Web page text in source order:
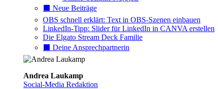
⬛️ Neue Beiträge
OBS schnell erklärt: Text in OBS-Szenen einbauen
LinkedIn-Tipp: Slider für LinkedIn in CANVA erstellen
Die Elgato Stream Deck Familie
⬛️ Deine Ansprechpartnerin
Andrea Laukamp
Social-Media Redaktion